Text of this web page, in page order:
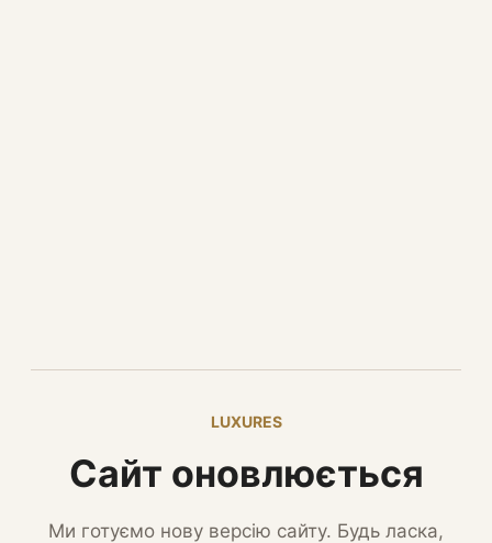
LUXURES
Сайт оновлюється
Ми готуємо нову версію сайту. Будь ласка,